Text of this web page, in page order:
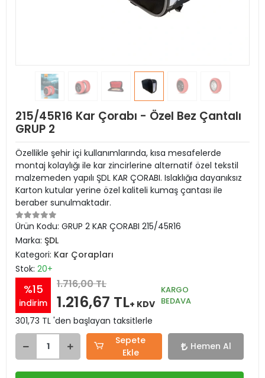
215/45R16 Kar Çorabı - Özel Bez Çantalı
GRUP 2
Özellikle şehir içi kullanımlarında, kısa mesafelerde
montaj kolaylığı ile kar zincirlerine alternatif özel tekstil
malzemeden yapılı ŞDL KAR ÇORABI. Islaklığıa dayanıksız
Karton kutular yerine özel kaliteli kumaş çantası ile
beraber sunulmaktadır.
Ürün Kodu: GRUP 2 KAR ÇORABI 215/45R16
Marka: ŞDL
Kategori: Kar Çorapları
Stok: 20+
%15
indirim
1.716,00 TL
1.216,67 TL+ KDV
KARGO
BEDAVA
301,73 TL 'den başlayan taksitlerle
Sepete
Ekle
Hemen Al